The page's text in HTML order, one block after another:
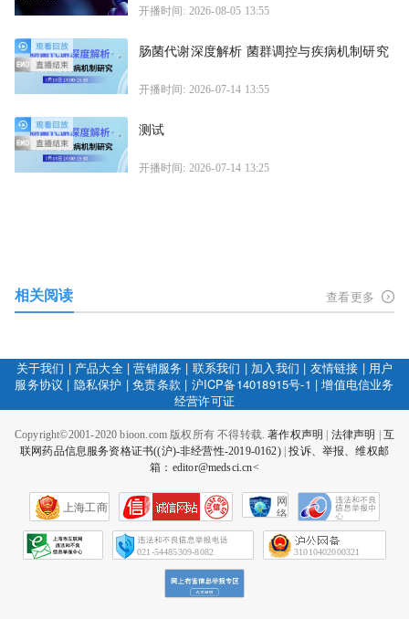
开播时间: 2026-08-05 13:55
肠菌代谢深度解析 菌群调控与疾病机制研究
开播时间: 2026-07-14 13:55
测试
开播时间: 2026-07-14 13:25
相关阅读 查看更多
关于我们 | 产品大全|营销服务 | 联系我们 | 加入我们 | 友情链接 | 用户
服务协议 | 隐私保护 |免责条款 | 沪ICP备14018915号-1 |增值电信业务
经营许可证
Copyright©2001-2020 bioon.com 版权所有 不得转载.著作权声明 法律声明
互
联网药品信息服务资格证书((沪)-非经营性-2019-0162)|投诉、举报、维权邮
箱：editor@medsci.cn<
上海工商
网
络
会
征
021-54485309-8082 31010402000321